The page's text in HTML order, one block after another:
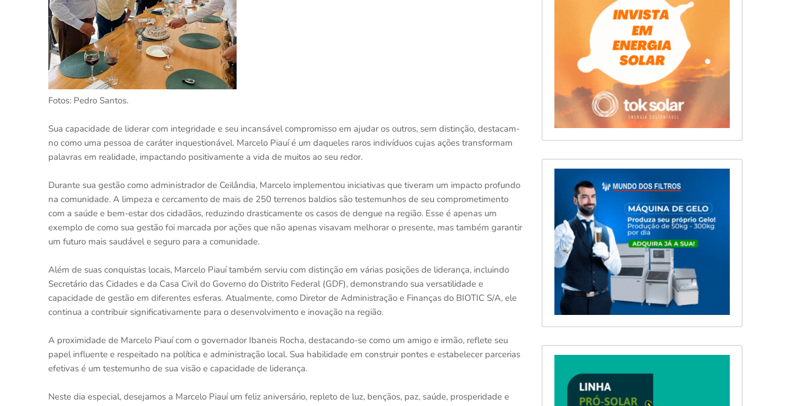
Fotos: Pedro Santos.
Sua capacidade de liderar com integridade e seu incansável compromisso em ajudar os outros, sem distinção, destacam-
no como uma pessoa de caráter inquestionável. Marcelo Piauí é um daqueles raros indivíduos cujas ações transformam
palavras em realidade, impactando positivamente a vida de muitos ao seu redor.
Durante sua gestão como administrador de Ceilândia, Marcelo implementou iniciativas que tiveram um impacto profundo
na comunidade. A limpeza e cercamento de mais de 250 terrenos baldios são testemunhos de seu comprometimento
com a saúde e bem-estar dos cidadãos, reduzindo drasticamente os casos de dengue na região. Esse é apenas um
exemplo de como sua gestão foi marcada por ações que não apenas visavam melhorar o presente, mas também garantir
um futuro mais saudável e seguro para a comunidade.
Além de suas conquistas locais, Marcelo Piauí também serviu com distinção em várias posições de liderança, incluindo
Secretário das Cidades e da Casa Civil do Governo do Distrito Federal (GDF), demonstrando sua versatilidade e
capacidade de gestão em diferentes esferas. Atualmente, como Diretor de Administração e Finanças do BIOTIC S/A, ele
continua a contribuir significativamente para o desenvolvimento e inovação na região.
A proximidade de Marcelo Piauí com o governador Ibaneis Rocha, destacando-se como um amigo e irmão, reflete seu
papel influente e respeitado na política e administração local. Sua habilidade em construir pontes e estabelecer parcerias
efetivas é um testemunho de sua visão e capacidade de liderança.
Neste dia especial, desejamos a Marcelo Piauí um feliz aniversário, repleto de luz, bençãos, paz, saúde, prosperidade e